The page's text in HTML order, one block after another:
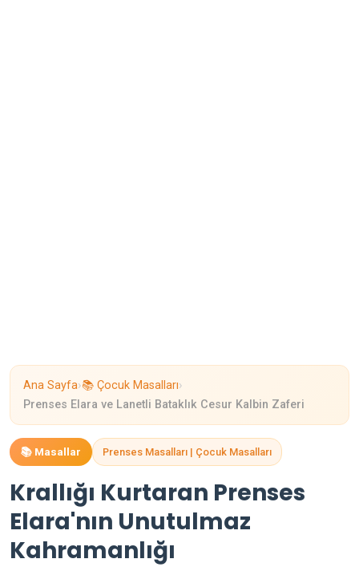
Ana Sayfa›📚 Çocuk Masalları›
Prenses Elara ve Lanetli Bataklık Cesur Kalbin Zaferi
📚 Masallar Prenses Masalları | Çocuk Masalları
Krallığı Kurtaran Prenses
Elara'nın Unutulmaz
Kahramanlığı